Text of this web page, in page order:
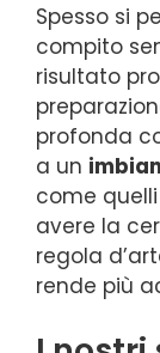
Spesso si
compito
risultato
profonda
a un
come
avere la
regola
rende più